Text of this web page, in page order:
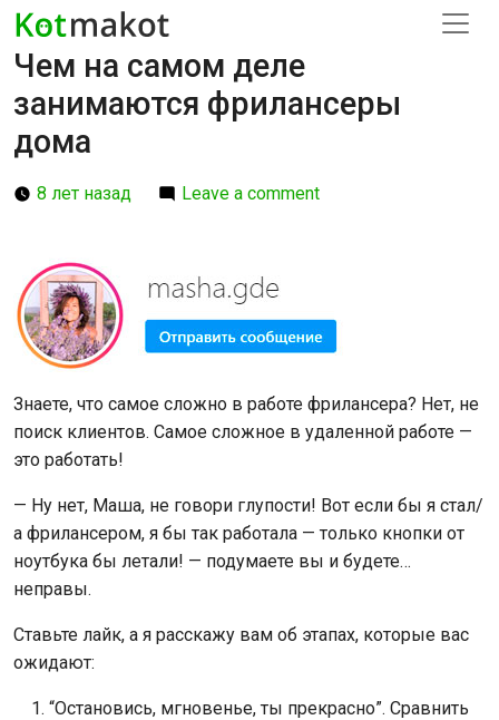
Чем на самом деле
занимаются фрилансеры
дома
8 лет назад Leave a comment
Знаете, что самое сложно в работе фрилансера? Нет, не
поиск клиентов. Самое сложное в удаленной работе —
это работать!
— Ну нет, Маша, не говори глупости! Вот если бы я стал/
а фрилансером, я бы так работала — только кнопки от
ноутбука бы летали! — подумаете вы и будете…
неправы.
Ставьте лайк, а я расскажу вам об этапах, которые вас
ожидают:
“Остановись, мгновенье, ты прекрасно”. Сравнить